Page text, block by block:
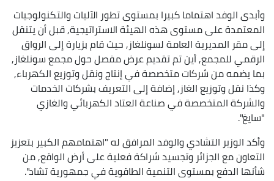
وأبدى الوفد اهتماما كبيرا بمستوى تطور الآليات والتكنولوجيات
المعتمدة على مستوى هذه الهيئة الاستراتيجية, قبل أن يتنقل
إلى مقر المديرية العامة لسونلغاز, حيث قام بزيارة إلى الرواق
الرقمي للمجمع, أين تم تقديم عرض مفصل حول مجمع سونلغاز,
بما يضمه من شركات متخصصة في إنتاج ونقل وتوزيع الكهرباء,
وكذا نقل وتوزيع الغاز, إضافة إلى التعريف بشركات الخدمات
والشركة المتخصصة في صناعة العتاد الكهربائي والغازي
"سايغ".
وأكد الوزير التشادي والوفد المرافق له "اهتمامهم الكبير بتعزيز
التعاون مع الجزائر وتجسيد شراكة فعلية على أرض الواقع, من
شأنها الدفع بمستوى التنمية الطاقوية في جمهورية تشاد".